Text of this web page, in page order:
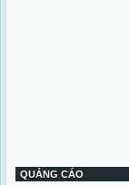
QUẢNG CÁO